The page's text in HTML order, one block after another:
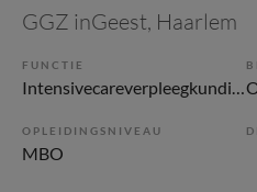
GGZ inGeest, Haarlem
FUNCTIE
Intensivecareverpleegkundige
OPLEIDINGSNIVEAU
MBO